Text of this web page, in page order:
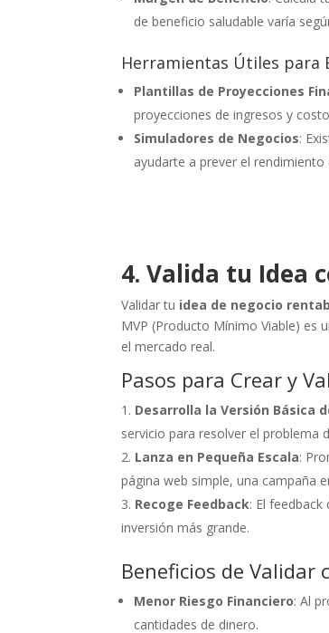
de beneficio saludable varía
Herramientas Útiles para
Plantillas de Proyecciones
proyecciones de ingresos y
Simuladores de Negocios:
ayudarte a prever el rendimiento
4. Valida tu Idea
Validar tu idea de negocio
MVP (Producto Mínimo Viable) es
el mercado real.
Pasos para Crear y
Desarrolla la Versión Básica
servicio para resolver el problema
Lanza en Pequeña Escala:
página web simple, una campaña
Recoge Feedback: El
inversión más grande.
Beneficios de Validar
Menor Riesgo Financiero: Al
cantidades de dinero.